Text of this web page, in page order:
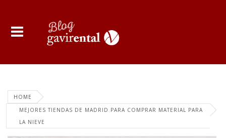
HOME
MEJORES TIENDAS DE MADRID PARA COMPRAR MATERIAL PARA
LA NIEVE